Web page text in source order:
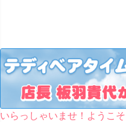
いらっしゃいませ！ようこ